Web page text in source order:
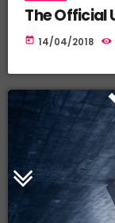
The Official
today 14/04/2018